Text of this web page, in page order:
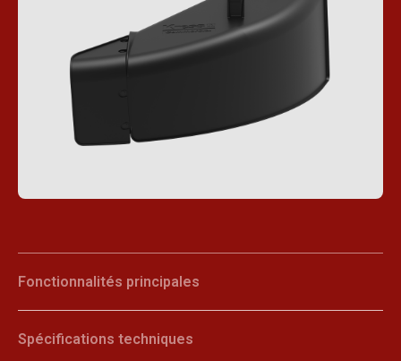
Fonctionnalités principales
Spécifications techniques